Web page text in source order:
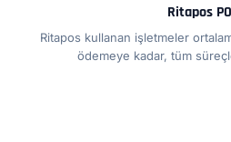
Ritapos
Ritapos kullanan işletmeler
ödemeye kadar, tüm